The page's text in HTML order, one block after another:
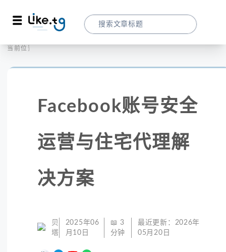
当前位置：
Facebook账号安全
运营与住宅代理解
决方案
贝
塔
2025年06
月10日
📖 3
分钟
最近更新： 2026年
05月20日